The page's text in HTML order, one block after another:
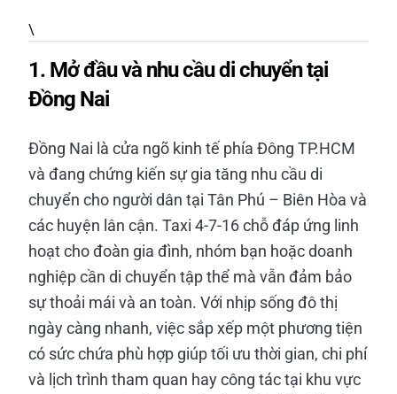
\
1. Mở đầu và nhu cầu di chuyển tại
Đồng Nai
Đồng Nai là cửa ngõ kinh tế phía Đông TP.HCM
và đang chứng kiến sự gia tăng nhu cầu di
chuyển cho người dân tại Tân Phú – Biên Hòa và
các huyện lân cận. Taxi 4-7-16 chỗ đáp ứng linh
hoạt cho đoàn gia đình, nhóm bạn hoặc doanh
nghiệp cần di chuyển tập thể mà vẫn đảm bảo
sự thoải mái và an toàn. Với nhịp sống đô thị
ngày càng nhanh, việc sắp xếp một phương tiện
có sức chứa phù hợp giúp tối ưu thời gian, chi phí
và lịch trình tham quan hay công tác tại khu vực